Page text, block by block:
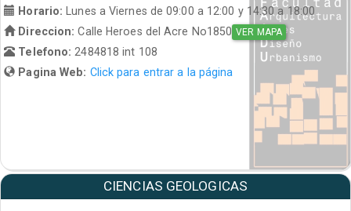
Horario:
Lunes a Viernes de 09:00 a 12:00 y 14:30 a 18:00
Direccion: Calle Heroes del Acre No1850 VER MAPA
Telefono: 2484818 int 108
Pagina Web: Click para entrar a la página
CIENCIAS GEOLOGICAS